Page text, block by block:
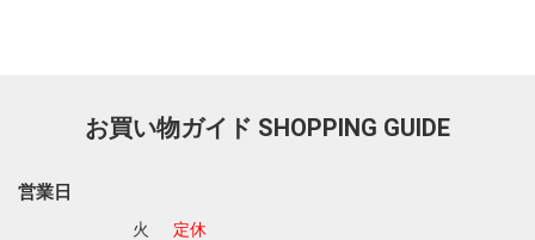
お買い物ガイド SHOPPING GUIDE
営業日
火
定休